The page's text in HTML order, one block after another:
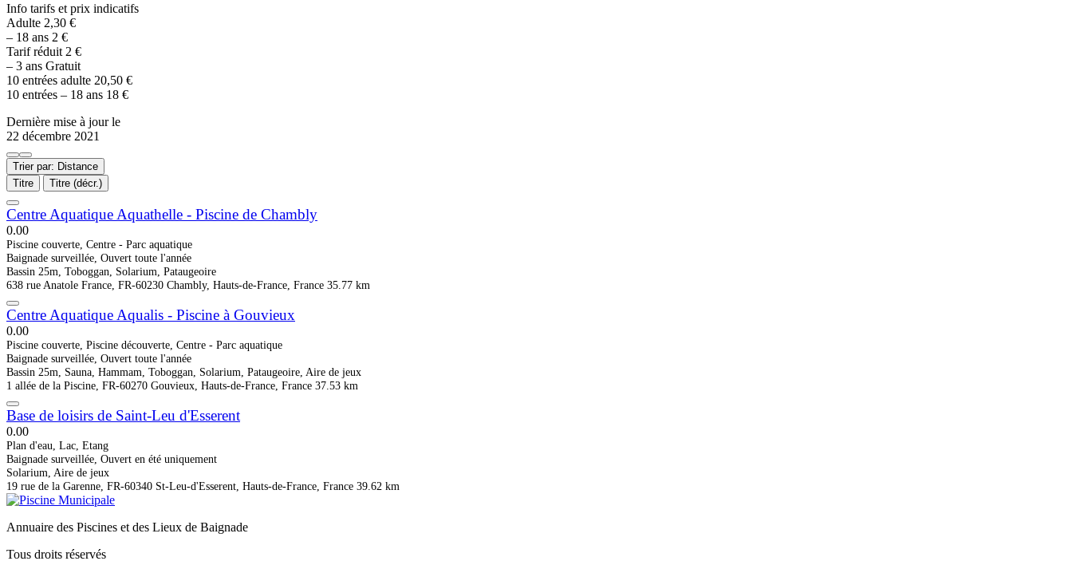
Info tarifs et prix indicatifs
Adulte 2,30 €
– 18 ans 2 €
Tarif réduit 2 €
– 3 ans Gratuit
10 entrées adulte 20,50 €
10 entrées – 18 ans 18 €
Dernière mise à jour le
22 décembre 2021
Trier par: Distance
Titre
Titre (décr.)
Centre Aquatique Aquathelle - Piscine de Chambly
0.00
Piscine couverte, Centre - Parc aquatique
Baignade surveillée, Ouvert toute l'année
Bassin 25m, Toboggan, Solarium, Pataugeoire
638 rue Anatole France, FR-60230 Chambly, Hauts-de-France, France 35.77 km
Centre Aquatique Aqualis - Piscine à Gouvieux
0.00
Piscine couverte, Piscine découverte, Centre - Parc aquatique
Baignade surveillée, Ouvert toute l'année
Bassin 25m, Sauna, Hammam, Toboggan, Solarium, Pataugeoire, Aire de jeux
1 allée de la Piscine, FR-60270 Gouvieux, Hauts-de-France, France 37.53 km
Base de loisirs de Saint-Leu d'Esserent
0.00
Plan d'eau, Lac, Etang
Baignade surveillée, Ouvert en été uniquement
Solarium, Aire de jeux
19 rue de la Garenne, FR-60340 St-Leu-d'Esserent, Hauts-de-France, France 39.62 km
Annuaire des Piscines et des Lieux de Baignade
Tous droits réservés